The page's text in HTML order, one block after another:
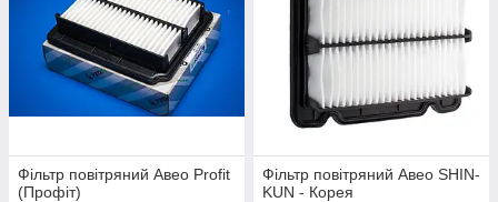
Фільтр повітряний Авео Profit
(Профіт)
Фільтр повітряний Авео SHIN-
KUN - Корея